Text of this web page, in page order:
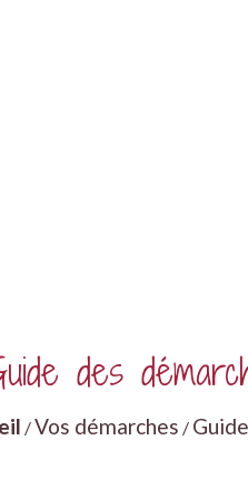
des
/Vos démarches /